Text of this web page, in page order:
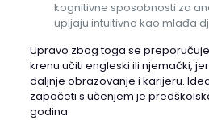
kognitivne sposobnosti za
upijaju intuitivno kao mlađa
Upravo zbog toga se
krenu učiti engleski ili njemački,
daljnje obrazovanje i karijeru.
započeti s učenjem je
godina.